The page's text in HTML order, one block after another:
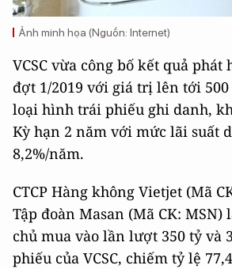
Ảnh minh họa (Nguồn: Internet)
VCSC vừa công bố kết quả
đợt 1/2019 với giá trị lên tới
loại hình trái phiếu ghi danh,
Kỳ hạn 2 năm với mức lãi suất
8,2%/năm.
CTCP Hàng không Vietjet (Mã
Tập đoàn Masan (Mã CK:
chủ mua vào lần lượt 350 tỷ và
phiếu của VCSC, chiếm tỷ lệ